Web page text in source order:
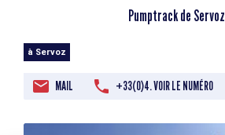
Pumptrack de Servoz
à Servoz
MAIL +33(0)4. VOIR LE NUMÉRO